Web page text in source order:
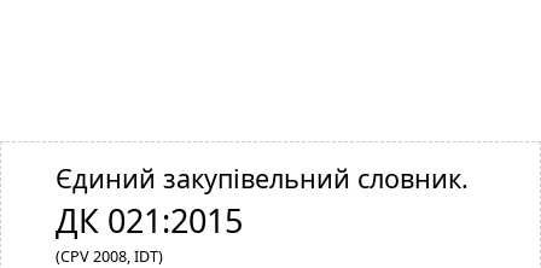
Єдиний закупівельний словник.
ДК 021:2015
(CPV 2008, IDT)